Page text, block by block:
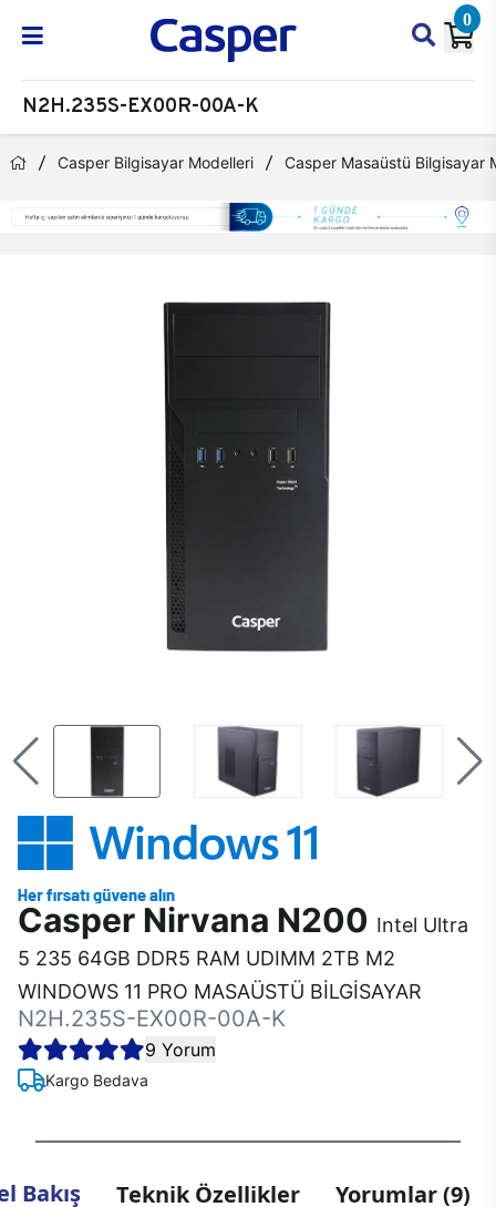
0
N2H.235S-EX00R-00A-K
Casper Bilgisayar Modelleri Casper Masaüstü Bilgisayar
Casper Nirvana N200 Intel Ultra
5 235 64GB DDR5 RAM UDIMM 2TB M2
WINDOWS 11 PRO MASAÜSTÜ BİLGİSAYAR
N2H.235S-EX00R-00A-K
9 Yorum
Kargo Bedava
Bakış Teknik Özellikler Yorumlar (9)